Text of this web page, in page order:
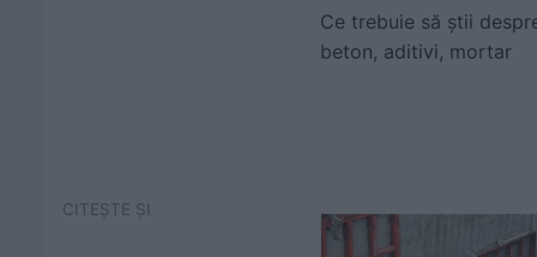
Ce trebuie să știi
beton, aditivi, mortar
CITEȘTE ȘI